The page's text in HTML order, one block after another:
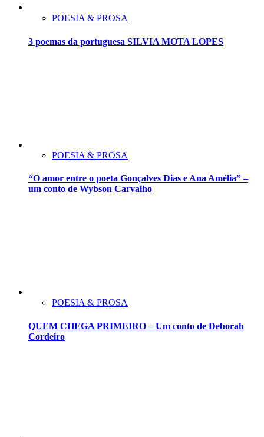
POESIA & PROSA
3 poemas da portuguesa SILVIA MOTA LOPES
POESIA & PROSA
“O amor entre o poeta Gonçalves Dias e Ana Amélia” –
um conto de Wybson Carvalho
POESIA & PROSA
QUEM CHEGA PRIMEIRO – Um conto de Deborah
Cordeiro